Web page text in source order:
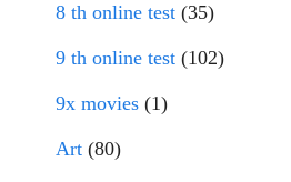
8 th online test (35)
9 th online test (102)
9x movies (1)
Art (80)